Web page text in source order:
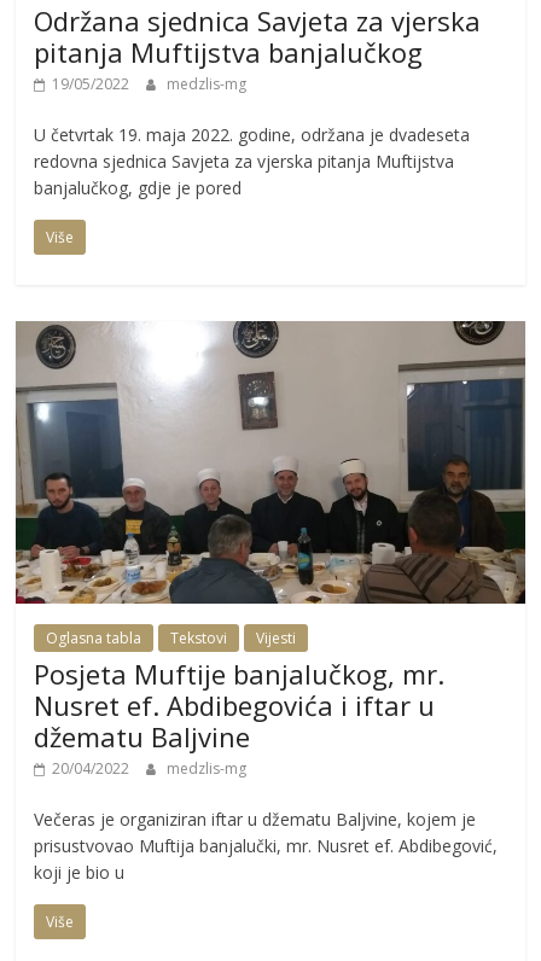
Održana sjednica Savjeta za vjerska
pitanja Muftijstva banjalučkog
19/05/2022 medzlis-mg
U četvrtak 19. maja 2022. godine, održana je dvadeseta
redovna sjednica Savjeta za vjerska pitanja Muftijstva
banjalučkog, gdje je pored
Više
Oglasna tabla Tekstovi Vijesti
Posjeta Muftije banjalučkog, mr.
Nusret ef. Abdibegovića i iftar u
džematu Baljvine
20/04/2022 medzlis-mg
Večeras je organiziran iftar u džematu Baljvine, kojem je
prisustvovao Muftija banjalučki, mr. Nusret ef. Abdibegović,
koji je bio u
Više